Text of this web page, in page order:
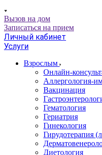
Вызов на дом
Записаться на прием
Личный кабинет
Услуги
Взрослым
Онлайн-
Аллергология-
Вакцинация
Гематология
Гериатрия
Гинекология
Гирудотерапия
Диетология